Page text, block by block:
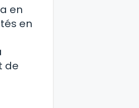
en
en
de